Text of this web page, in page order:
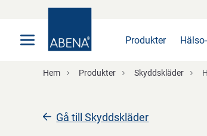
Produkter
Hem Produkter Skyddskläder
Gå till Skyddskläder